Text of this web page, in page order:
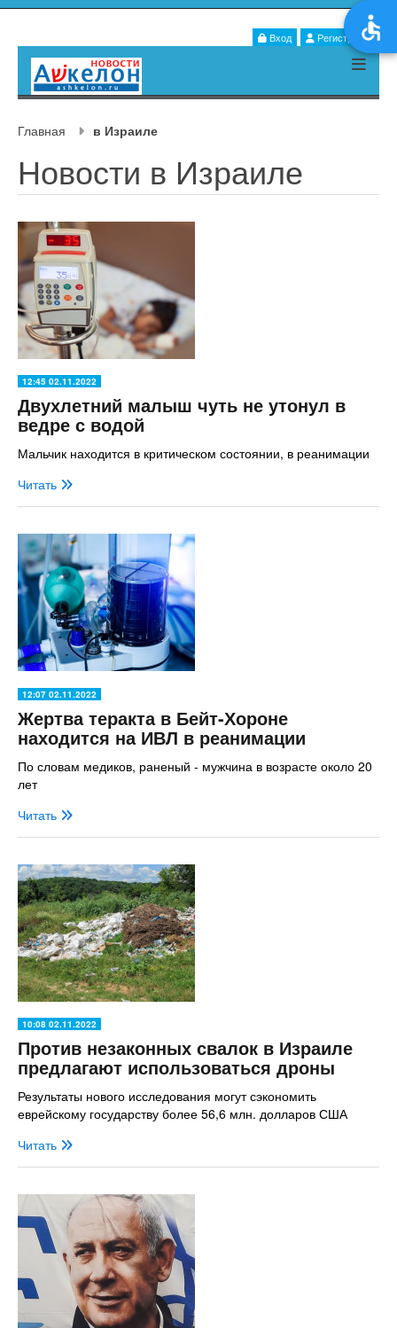
Вход Регистрация
Главная в Израиле
Новости в Израиле
12:45 02.11.2022
Двухлетний малыш чуть не утонул в
ведре с водой
Мальчик находится в критическом состоянии, в реанимации
Читать
12:07 02.11.2022
Жертва теракта в Бейт-Хороне
находится на ИВЛ в реанимации
По словам медиков, раненый - мужчина в возрасте около 20
лет
Читать
10:08 02.11.2022
Против незаконных свалок в Израиле
предлагают использоваться дроны
Результаты нового исследования могут сэкономить
еврейскому государству более 56,6 млн. долларов США
Читать